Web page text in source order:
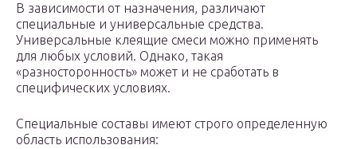
В зависимости от назначения, различают
специальные и универсальные средства.
Универсальные клеящие смеси можно применять
для любых условий. Однако, такая
«разносторонность» может и не сработать в
специфических условиях.
Специальные составы имеют строго определенную
область использования: